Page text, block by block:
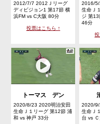
2012/7/7 2012Ｊリーグ
ディビジョン1 第17節 横
浜FM vs C大阪 80分
投票はこちら ↑
2016/
生命Ｊ
ジ 第13
46分
トーマス デン
2020/8/23 2020明治安田
生命Ｊ１リーグ 第12節 浦
和 vs 神戸 33分
2020/
生命Ｊ
台 vs